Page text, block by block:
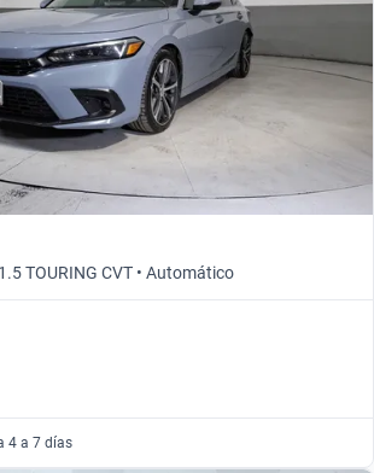
TOURING CVT • Automático
4 a 7 días